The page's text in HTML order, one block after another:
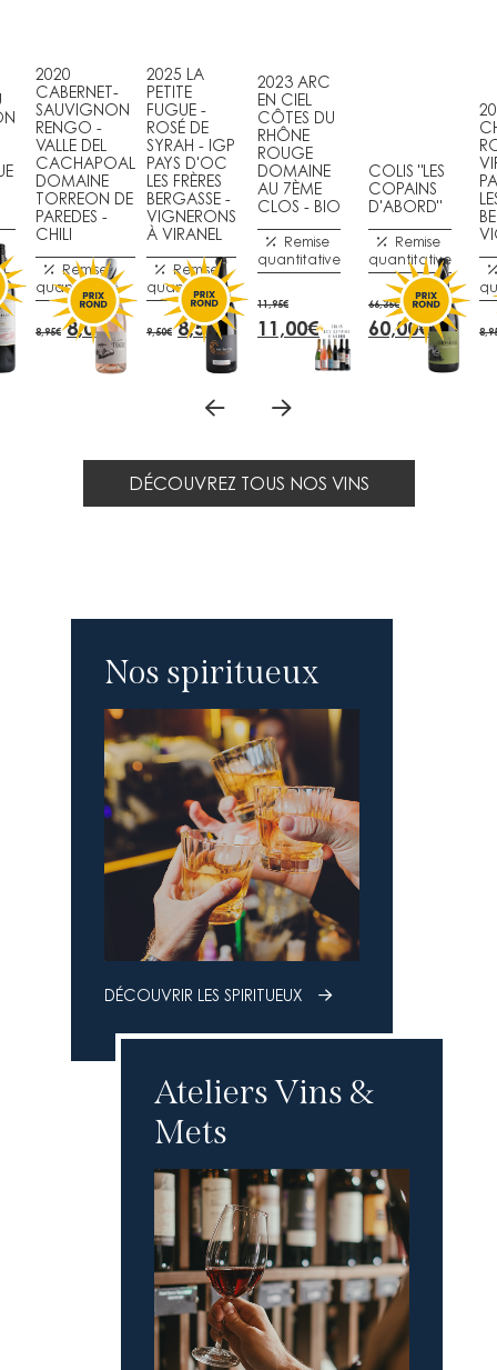
2020
CABERNET-
SAUVIGNON
RENGO -
VALLE DEL
CACHAPOAL
DOMAINE
TORREON DE
PAREDES -
CHILI
Remise
quantitative
8,95€ LE
PRIX
INITIAL
8,00€LE
PRIX
ACTUEL
2025 LA
PETITE
FUGUE -
ROSÉ DE
SYRAH - IGP
PAYS D'OC
LES FRÈRES
BERGASSE -
VIGNERONS
À VIRANEL
Remise
quantitative
9,50€ LE
PRIX
INITIAL
ÉTAIT :
8,50€LE
PRIX
ACTUEL
2023 ARC
EN CIEL
CÔTES DU
RHÔNE
ROUGE
DOMAINE
AU 7ÈME
CLOS - BIO
Remise
quantitative
11,95€
LE
ÉTAIT :
11,00€LE
PRIX
COLIS "LES
COPAINS
D'ABORD"
Remise
quantitative
66,35€
LE
60,00€LE
PRIX
DÉCOUVREZ TOUS NOS VINS
Nos spiritueux
DÉCOUVRIR LES SPIRITUEUX
Ateliers Vins &
Mets